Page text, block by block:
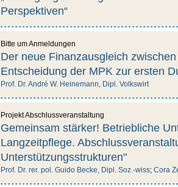
Perspektiven“
Bitte um Anmeldungen
Der neue Finanzausgleich
Entscheidung der MPK zur ersten
Prof. Dr. André W. Heinemann, Dipl. Volkswirt
Projekt Abschlussveranstaltung
Gemeinsam stärker! Betriebliche
Langzeitpflege.
Unterstützungsstrukturen"
Prof. Dr. rer. pol. Guido Becke, Dipl. Soz.-wiss; Cora